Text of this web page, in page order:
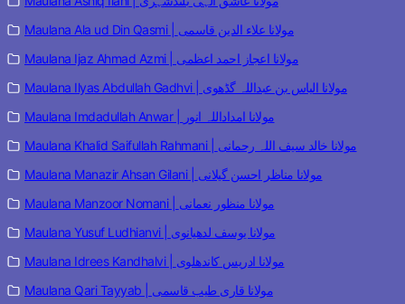
Maulana Ala ud Din Qasmi | مولانا علاء الدین قاسمی
Maulana Ijaz Ahmad Azmi | مولانا اعجاز احمد اعظمی
Maulana Ilyas Abdullah Gadhvi | مولانا الیاس بن عبداللہ گڈھوی
Maulana Imdadullah Anwar | مولانا امداداللہ انور
Maulana Khalid Saifullah Rahmani | مولانا خالد سیف اللہ رحمانی
Maulana Manazir Ahsan Gilani | مولانا مناظر احسن گیلانی
Maulana Manzoor Nomani | مولانا منظور نعمانی
Maulana Yusuf Ludhianvi | مولانا یوسف لدھیانوی
Maulana Idrees Kandhalvi | مولانا ادریس کاندھلوی
Maulana Qari Tayyab | مولانا قاری طیب قاسمی